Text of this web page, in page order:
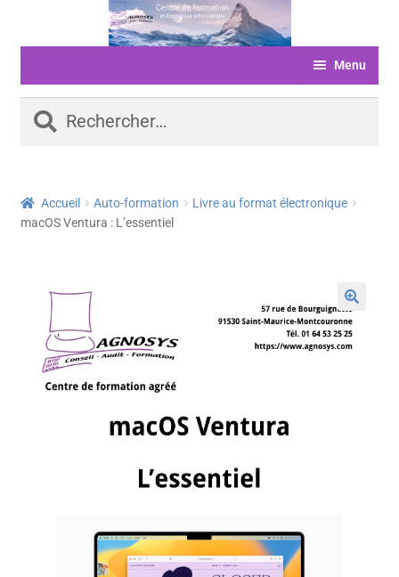
navigation
Menu
ACCUEIL
SERVICES
INFORMATIONS
FINANCEMENT
BOUTIQUE
MON COMPTE
Accueil Auto-formation
Livre au format électronique
macOS Ventura : L’essentiel